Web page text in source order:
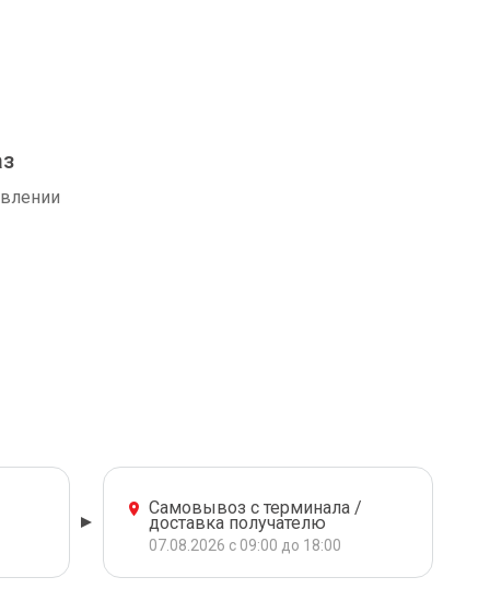
Самовывоз с терминала /
доставка получателю
07.08.2026 с 09:00 до 18:00